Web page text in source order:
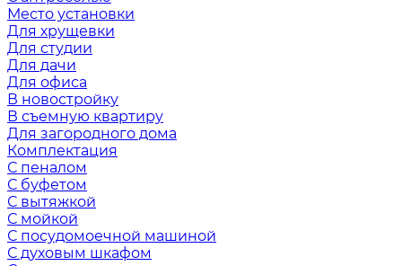
Место установки
Для хрущевки
Для студии
Для дачи
Для офиса
В новостройку
В съемную квартиру
Для загородного дома
Комплектация
С пеналом
С буфетом
С вытяжкой
С мойкой
С посудомоечной машиной
С духовым шкафом